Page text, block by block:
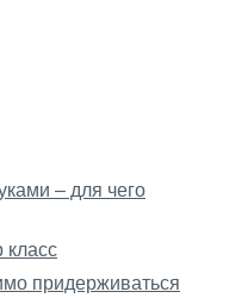
– для чего
придерживаться